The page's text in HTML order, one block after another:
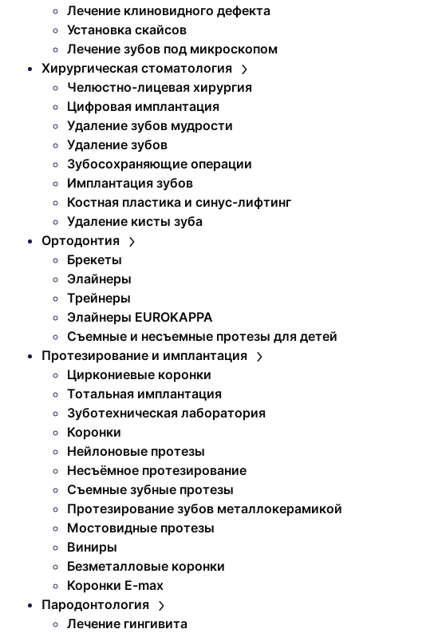
Лечение клиновидного дефекта
Установка скайсов
Лечение зубов под микроскопом
Хирургическая стоматология
Челюстно-лицевая хирургия
Цифровая имплантация
Удаление зубов мудрости
Удаление зубов
Зубосохраняющие операции
Имплантация зубов
Костная пластика и синус-лифтинг
Удаление кисты зуба
Ортодонтия
Брекеты
Элайнеры
Трейнеры
Элайнеры EUROKAPPA
Съемные и несъемные протезы для детей
Протезирование и имплантация
Циркониевые коронки
Тотальная имплантация
Зуботехническая лаборатория
Коронки
Нейлоновые протезы
Несъёмное протезирование
Съемные зубные протезы
Протезирование зубов металлокерамикой
Мостовидные протезы
Виниры
Безметалловые коронки
Коронки E-max
Пародонтология
Лечение гингивита